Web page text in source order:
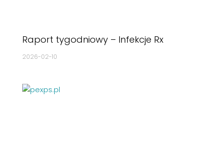
Raport tygodniowy – Infekcje Rx
2026-02-10